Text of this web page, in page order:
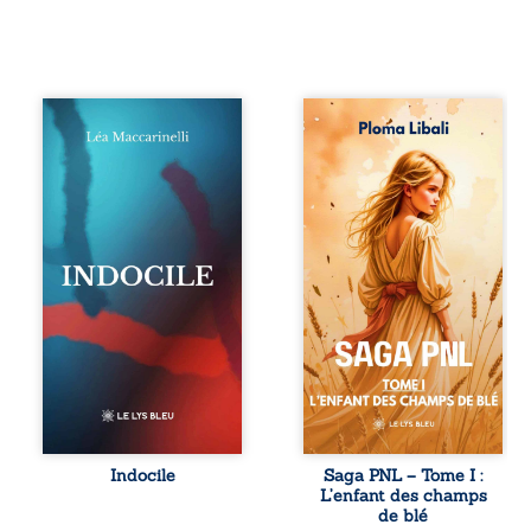
Quatre parties.
Quatre refus.
Quatre visages
d’une existence en
friction. Entre les
silences qu’on ne
déchiffre pas, les
amours qu’on
dérange, les corps
qu’on administre
et les liens qu’on
sabote, cet
ouvrage parle à
vivent trop fort,
trop vrai, trop tôt.
traversée. Une
langue nue. Une
Indocile
Autrefois, les
champs d’Atlantis
vibraient sous le
vent et les enfants
couraient dans les
blés. Puis la
couronne plia le
genou, livrant son
peuple à l’ombre
d’Ivorny. À Atove,
Luwel aurait pu
disparaître dans
les ruines de son
destin ; pourtant,
sous les pierres
d’un temple
oublié, des
rebelles lui
tendirent la main.
Parmi eux, Atos,
général sans trône
Saga PNL – Tome I :
L’enfant des champs
de blé